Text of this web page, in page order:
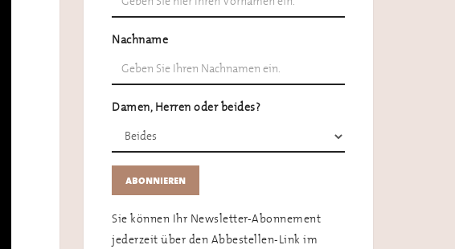
Nachname
Damen, Herren oder beides?
Sie können Ihr Newsletter-Abonnement
jederzeit über den Abbestellen-Link im